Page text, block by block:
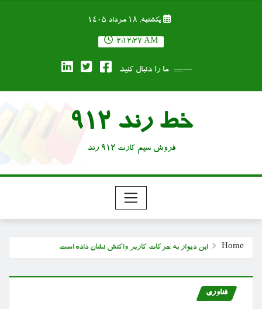
یکشنبه, ۱۸ مرداد ۱۴۰۵
2:12:28 AM
ما را دنبال کنید
خط رند 912
فروش سیم کارت 912 رند
Home این دیوار به حرکات کاربر واکنش نشان داده است
فناوری